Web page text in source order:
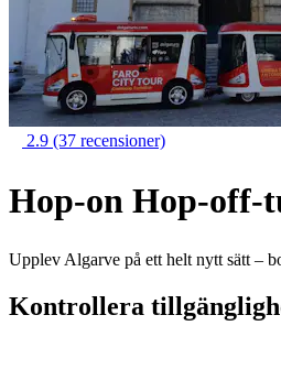
2.9 (37 recensioner)
Hop-on Hop-off-
Upplev Algarve på ett helt nytt sätt –
Kontrollera